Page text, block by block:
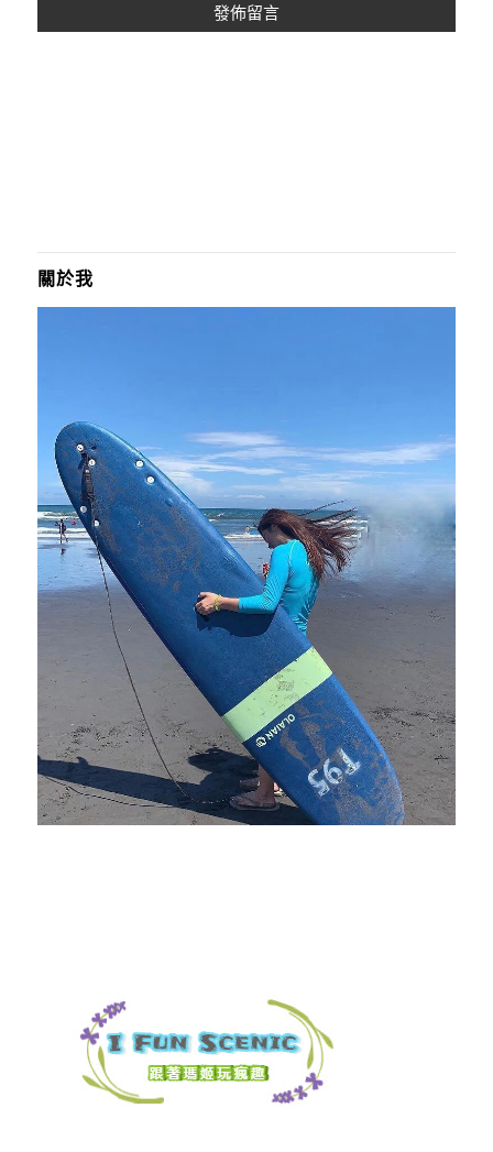
I
V
E
關於我